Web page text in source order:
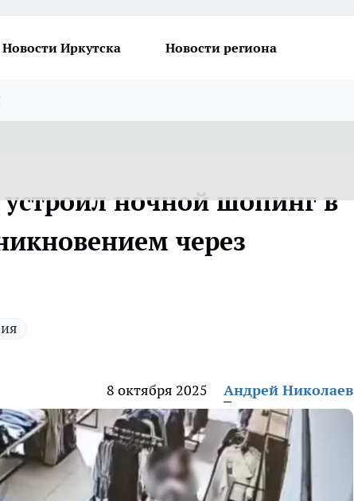
Новости Иркутска Новости региона
ночной шопинг в
через
8 октября 2025 Андрей Николаев